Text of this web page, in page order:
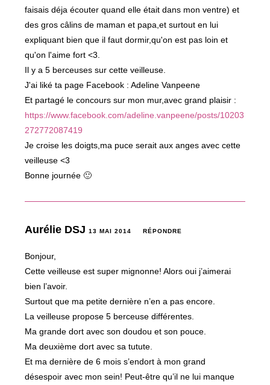
faisais déja écouter quand elle était dans mon ventre) et
des gros câlins de maman et papa,et surtout en lui
expliquant bien que il faut dormir,qu'on est pas loin et
qu'on l'aime fort <3.
Il y a 5 berceuses sur cette veilleuse.
J'ai liké ta page Facebook : Adeline Vanpeene
Et partagé le concours sur mon mur,avec grand plaisir :
https://www.facebook.com/adeline.vanpeene/posts/10203
272772087419
Je croise les doigts,ma puce serait aux anges avec cette
veilleuse <3
Bonne journée 🙂
Aurélie DSJ13 MAI 2014 RÉPONDRE
Bonjour,
Cette veilleuse est super mignonne! Alors oui j’aimerai
bien l’avoir.
Surtout que ma petite dernière n’en a pas encore.
La veilleuse propose 5 berceuse différentes.
Ma grande dort avec son doudou et son pouce.
Ma deuxième dort avec sa tutute.
Et ma dernière de 6 mois s’endort à mon grand
désespoir avec mon sein! Peut-être qu’il ne lui manque